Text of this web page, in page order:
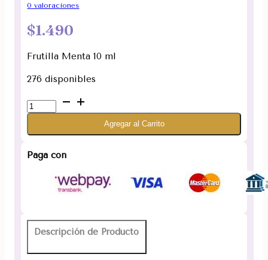
0 valoraciones
$1.490
Frutilla Menta 10 ml
276 disponibles
Frutilla
Menta.
Premierhouz
cantidad
Agregar al Carrito
Paga con
Descripción de Producto